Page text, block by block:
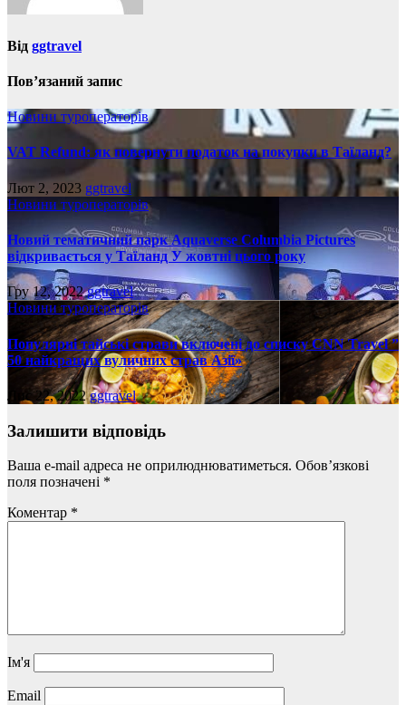
Від ggtravel
Пов’язаний запис
Новини туроператорів
VAT Refund: як повернути податок на покупки в Таїланд?
Лют 2, 2023 ggtravel
Новини туроператорів
Новий тематичний парк Aquaverse Columbia Pictures
відкривається у Таїланд У жовтні цього року
Гру 12, 2022ggtravel
Новини туроператорів
Популярні тайські страви включені до списку CNN Travel ”
50 найкращих вуличних страв Азії»
Лис 22, 2022ggtravel
Залишити відповідь
Ваша e-mail адреса не оприлюднюватиметься. Обов’язкові
поля позначені *
Коментар *
Ім'я
Email